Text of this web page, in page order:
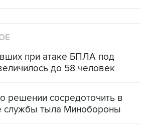
при атаке БПЛА под
до 58 человек
решении сосредоточить в
службы тыла Минобороны